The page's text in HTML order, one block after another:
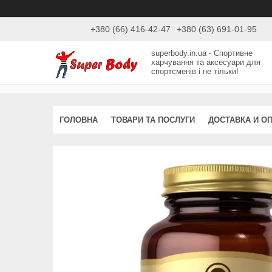
+380 (66) 416-42-47 +380 (63) 691-01-95
superbody.in.ua - Спортивне
харчування та аксесуари для
спортсменів і не тільки!
ГОЛОВНА ТОВАРИ ТА ПОСЛУГИ ДОСТАВКА И